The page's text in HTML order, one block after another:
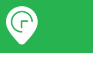
Разписание